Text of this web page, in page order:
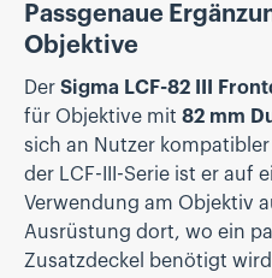
Passgenaue
Objektive
Der Sigma LCF-82 III
für Objektive mit 82 mm
sich an Nutzer kompatibler
der LCF-III-Serie ist er auf
Verwendung am Objektiv
Ausrüstung dort, wo ein
Zusatzdeckel benötigt